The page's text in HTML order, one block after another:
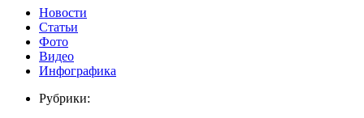
Новости
Статьи
Фото
Видео
Инфографика
Рубрики: